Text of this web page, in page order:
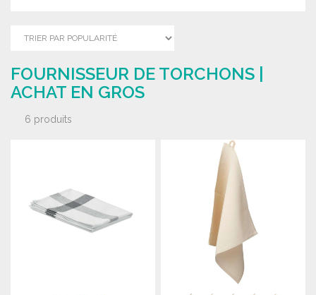
FOURNISSEUR DE TORCHONS |
ACHAT EN GROS
6 produits